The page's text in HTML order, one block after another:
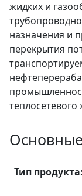
жидких и
назначения и
перекрытия
теплосетевого
Тип продукта: